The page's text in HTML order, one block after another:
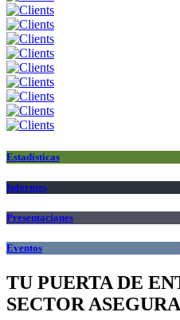
Estadísticas
Informes
Presentaciones
Eventos
TU PUERTA DE
SECTOR